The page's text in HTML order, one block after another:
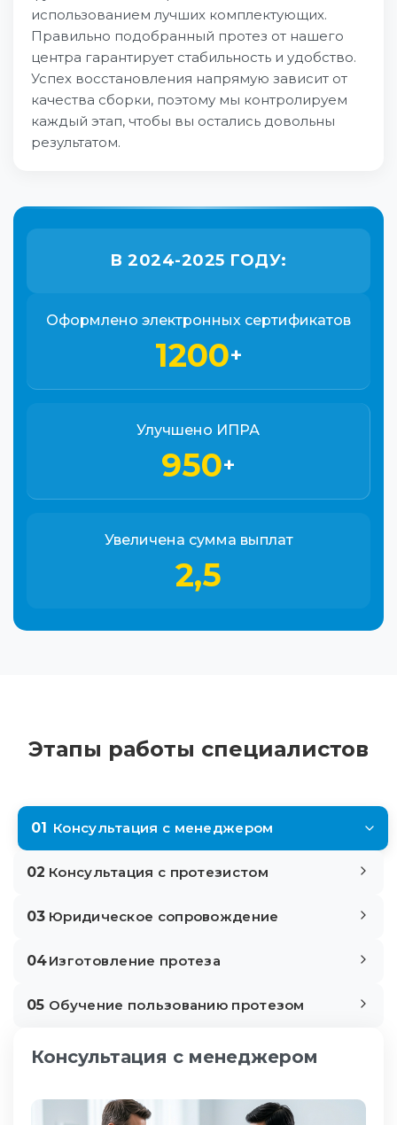
использованием лучших комплектующих.
Правильно подобранный протез от нашего
центра гарантирует стабильность и удобство.
Успех восстановления напрямую зависит от
качества сборки, поэтому мы контролируем
каждый этап, чтобы вы остались довольны
результатом.
В 2024-2025 ГОДУ:
Оформлено электронных сертификатов
1200+
Улучшено ИПРА
950+
Увеличена сумма выплат
2,5
Этапы работы специалистов
01 Консультация с менеджером
02 Консультация с протезистом
03 Юридическое сопровождение
04Изготовление протеза
05 Обучение пользованию протезом
Консультация с менеджером